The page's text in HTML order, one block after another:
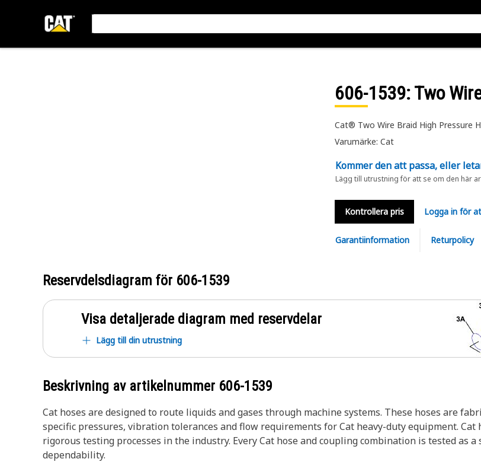
606-1539: Two
Cat® Two Wire Braid High Pressure
Varumärke: Cat
Kommer den att passa, eller
Lägg till utrustning för att se om den här
Kontrollera pris Logga in för
Garantiinformation Returpolicy
Reservdelsdiagram för 606-1539
Visa detaljerade diagram med reservdelar
Lägg till din utrustning
Beskrivning av artikelnummer 606-1539
Cat hoses are designed to route liquids and gases through machine systems. These hoses are
specific pressures, vibration tolerances and flow requirements for Cat heavy-duty equipment.
rigorous testing processes in the industry. Every Cat hose and coupling combination is tested as
dependability.